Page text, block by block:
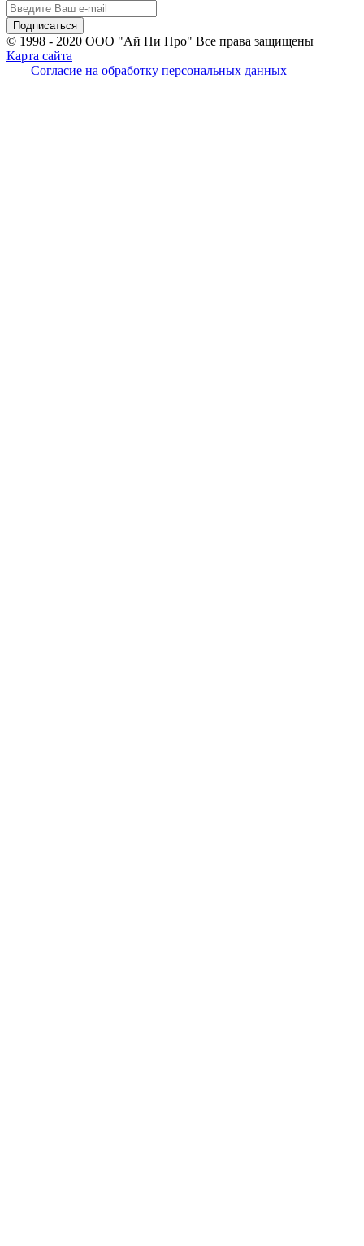
© 1998 - 2020 ООО "Ай Пи Про" Все права защищены
Карта сайта
Согласие на обработку персональных данных